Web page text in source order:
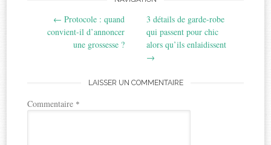
navigation
← Protocole : quand
convient-il d’annoncer
une grossesse ?
3 détails de garde-robe
qui passent pour chic
alors qu’ils enlaidissent
→
LAISSER UN COMMENTAIRE
Commentaire *